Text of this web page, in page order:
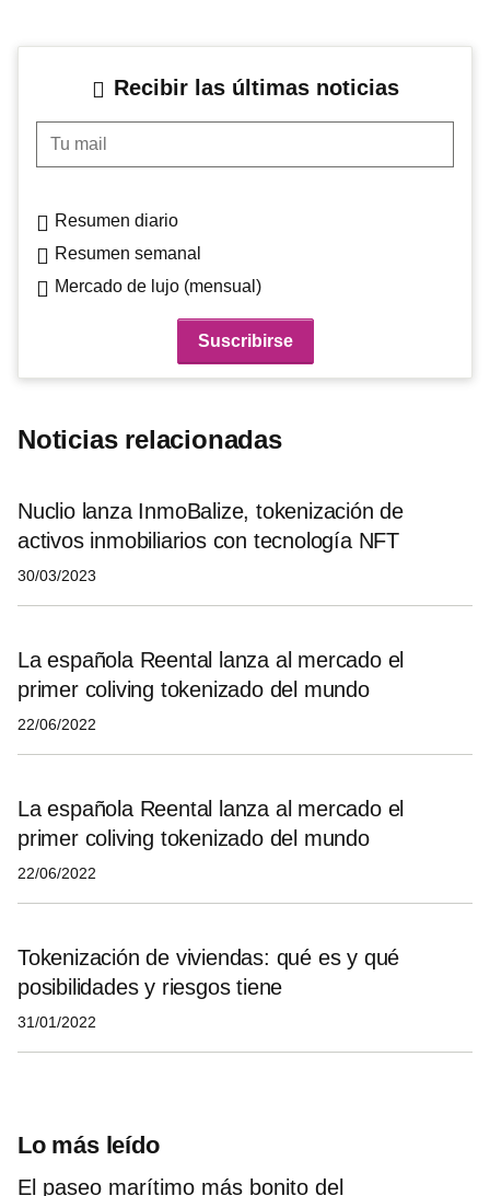
Recibir las últimas noticias
Tu mail
Resumen diario
Resumen semanal
Mercado de lujo (mensual)
Noticias relacionadas
Nuclio lanza InmoBalize, tokenización de
activos inmobiliarios con tecnología NFT
30/03/2023
La española Reental lanza al mercado el
primer coliving tokenizado del mundo
22/06/2022
La española Reental lanza al mercado el
primer coliving tokenizado del mundo
22/06/2022
Tokenización de viviendas: qué es y qué
posibilidades y riesgos tiene
31/01/2022
Lo más leído
El paseo marítimo más bonito del